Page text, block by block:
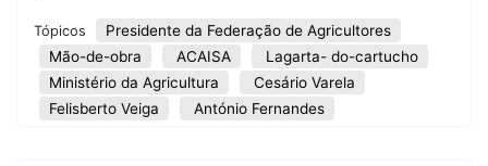
Tópicos
Presidente da Federação de Agricultores
Mão-de-obra
ACAISA
Lagarta- do-cartucho
Ministério da Agricultura
Cesário Varela
Felisberto Veiga
António Fernandes